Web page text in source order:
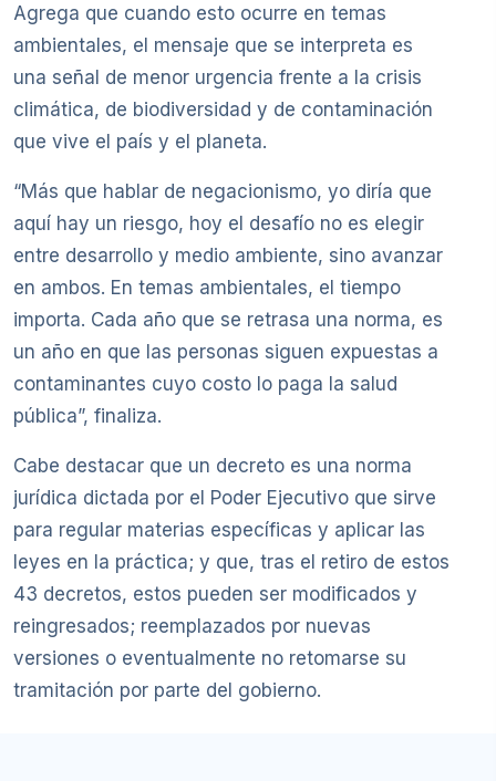
Agrega que cuando esto ocurre en temas
ambientales, el mensaje que se interpreta es
una señal de menor urgencia frente a la crisis
climática, de biodiversidad y de contaminación
que vive el país y el planeta.
“Más que hablar de negacionismo, yo diría que
aquí hay un riesgo, hoy el desafío no es elegir
entre desarrollo y medio ambiente, sino avanzar
en ambos. En temas ambientales, el tiempo
importa. Cada año que se retrasa una norma, es
un año en que las personas siguen expuestas a
contaminantes cuyo costo lo paga la salud
pública”, finaliza.
Cabe destacar que un decreto es una norma
jurídica dictada por el Poder Ejecutivo que sirve
para regular materias específicas y aplicar las
leyes en la práctica; y que, tras el retiro de estos
43 decretos, estos pueden ser modificados y
reingresados; reemplazados por nuevas
versiones o eventualmente no retomarse su
tramitación por parte del gobierno.